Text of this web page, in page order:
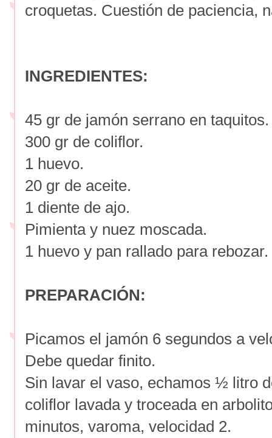
croquetas. Cuestión de paciencia,
INGREDIENTES:
45 gr de jamón serrano en taquitos.
300 gr de coliflor.
1 huevo.
20 gr de aceite.
1 diente de ajo.
Pimienta y nuez moscada.
1 huevo y pan rallado para rebozar.
PREPARACIÓN:
Picamos el jamón 6 segundos a
Debe quedar finito.
Sin lavar el vaso, echamos ½ litro
coliflor lavada y troceada en
minutos, varoma, velocidad 2.